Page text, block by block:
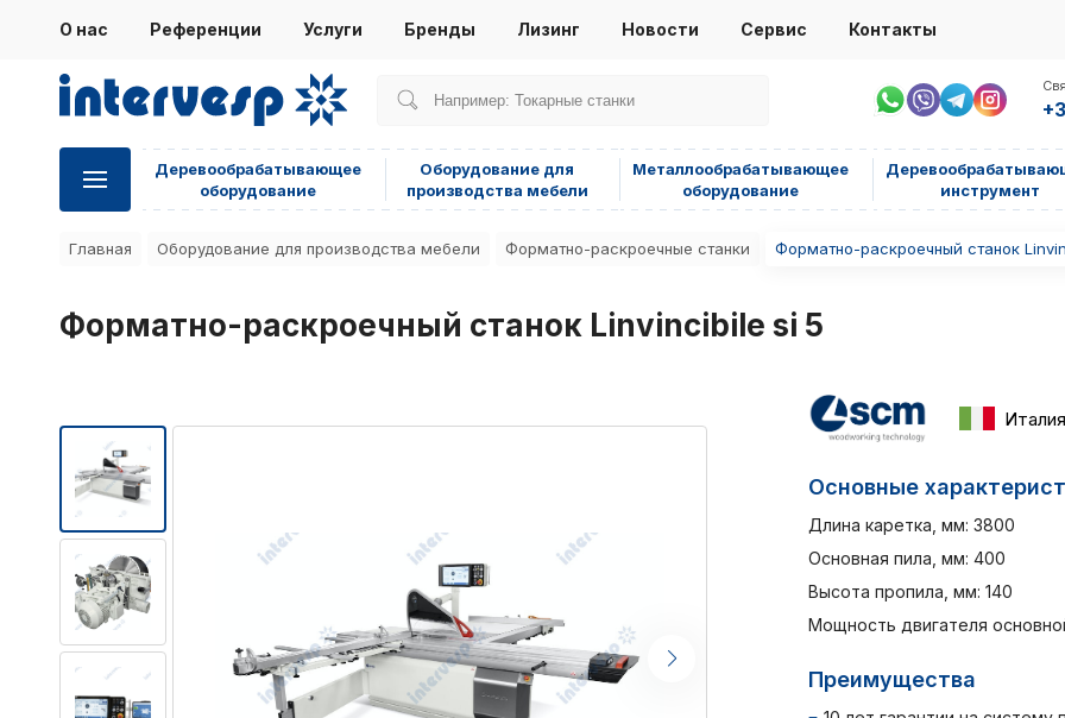
О нас Референции Услуги Бренды Лизинг Новости Сервис Контакты
Деревообрабатывающее
оборудование
Оборудование для
производства мебели
Металлообрабатывающее
оборудование
инструмент
Главная Оборудование для производства мебели Форматно-раскроечные станки Форматно-раскроечный станок
Форматно-раскроечный станок Linvincibile si 5
Италия
Основные
Длина каретка, мм: 3800
Основная пила, мм: 400
Высота пропила, мм: 140
Мощность двигателя
Преимущества